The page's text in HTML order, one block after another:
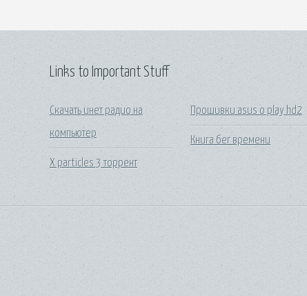
Links to Important Stuff
Скачать инет радио на
компьютер
X particles 3 торрент
Прошивки asus o play hd2
Книга бег времени